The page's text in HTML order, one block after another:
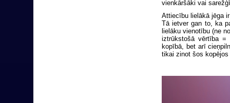
vienkāršāki vai
Attiecību lielākā jēga
Tā ietver gan to, ka
lielāku vienotību (ne
iztrūkstošā vērtība =
kopībā, bet arī
tikai zinot šos